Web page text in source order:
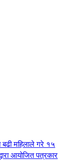
बढी महिलाले गरे १५
आयोजित पत्रकार